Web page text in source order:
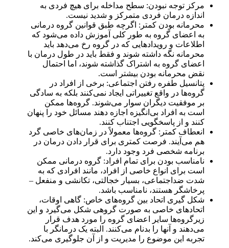
مرکز توجه نبودن: سطح مداخله برای هیچ فردی به
اندازه درمان فردی متمرکز و شدید نیست.
محرمانه بودن کمتر: اگرچه طبق قوانین گروه درمانی
به اعضای گروه به طور کلی آموزش داده می‌شود که
اطلاعات و رویدادهایی که در گروه رخ می‌دهد باید
محرمانه نگه داشته شوند و فقط باید در طول درمان با
اعضای گروه به اشتراک گذاشته شوند، اما احتمال
نقض محرمانه بودن بیشتر است.
پتانسیل طفره رفتن اجتماعی: برخی از افراد در
گروه‌ها در واقع تغییراتی ایجاد نمی‌کنند بلکه به سادگی
بر موفقیت دیگران سوار می‌شوند. گروه‌ها ممکن
است به افراد بی‌انگیزه اجازه دهند مسائل خود را پنهان
کنند و از پاسخگویی اجتناب کنند.
انعطاف کمتر: گروه‌ها معمولاً در زمان‌های خاصی گرد
هم می‌آیند. فرصت کمتری برای قرار دادن درمان در
برنامه شخصی فرد وجود دارد.
نامناسب بودن برای تمام افراد: گروه درمانی ممکن
است برای انواع خاصی از افراد، مانند افرادی که به
شدت ضداجتماعی، بسیار خجالتی، تکانشی و منفعل –
پرخاشگر هستند، نامناسب باشد.
شکل گیری اتحاد بین گروه‌های خاص: گاهی اوقات،
اتحادهای خاصی به صورت گروهی شکل می‌گیرد و این
زیرگروه‌ها سایر اعضای گروه را مورد هدف قرار
می‌دهند و آنها را بدنام می‌کنند. البته یک درمانگر با
تجربه این موضوع را مدیریت و از آن جلوگیری می‌کند.